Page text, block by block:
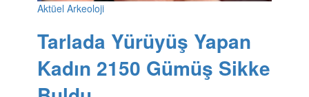
Aktüel Arkeoloji
Tarlada Yürüyüş Yapan
Kadın 2150 Gümüş Sikke